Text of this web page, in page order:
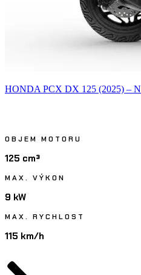
HONDA PCX DX 125 (2025) –
OBJEM MOTORU
125 cm³
MAX. VÝKON
9 kW
MAX. RYCHLOST
115 km/h